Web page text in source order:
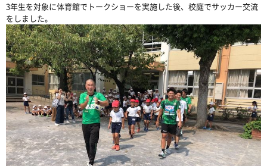
3年生を対象に体育館でトークショーを実施した後、校庭でサッカー交流
をしました。